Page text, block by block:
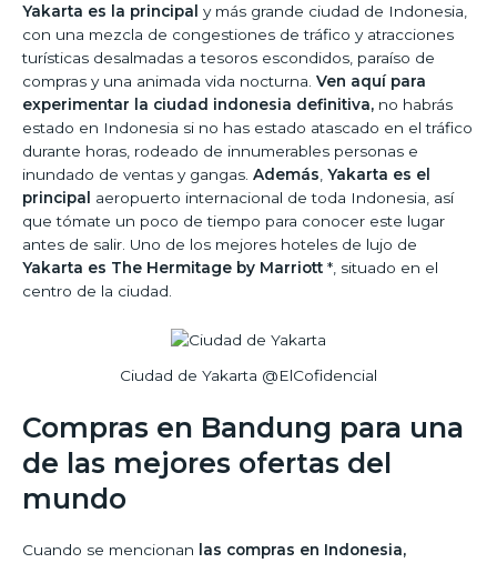
Yakarta es la principal y más grande ciudad de Indonesia,
con una mezcla de congestiones de tráfico y atracciones
turísticas desalmadas a tesoros escondidos, paraíso de
compras y una animada vida nocturna. Ven aquí para
experimentar la ciudad indonesia definitiva, no habrás
estado en Indonesia si no has estado atascado en el tráfico
durante horas, rodeado de innumerables personas e
inundado de ventas y gangas. Además Yakarta es el
principal
aeropuerto internacional de toda Indonesia, así
que tómate un poco de tiempo para conocer este lugar
antes de salir. Uno de los mejores hoteles de lujo de
Yakarta es The Hermitage by Marriott *, situado en el
centro de la ciudad.
Ciudad de Yakarta @ElCofidencial
Compras en Bandung para una
de las mejores ofertas del
mundo
Cuando se mencionan
las compras en Indonesia,